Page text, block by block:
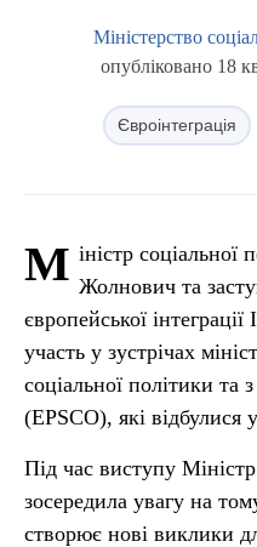
Міністерство
опубліковано 18
Євроінтеграція
М іністр
Жолнович та
європейської
участь у зустрічах
соціальної політики та
(EPSCO), які відбулися
Під час виступу
зосередила увагу на
створює нові виклики